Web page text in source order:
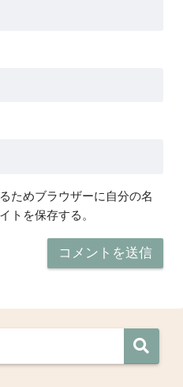
ためブラウザーに自分の名
トを保存する。